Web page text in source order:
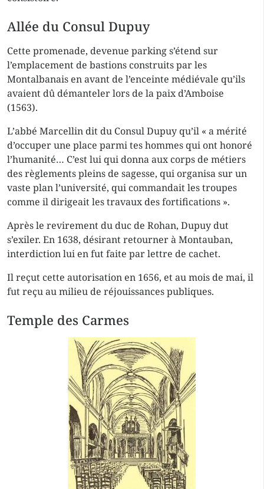
Allée du Consul Dupuy
Cette promenade, devenue parking s’étend sur
l’emplacement de bastions construits par les
Montalbanais en avant de l’enceinte médiévale qu’ils
avaient dû démanteler lors de la paix d’Amboise
(1563).
L’abbé Marcellin dit du Consul Dupuy qu’il « a mérité
d’occuper une place parmi tes hommes qui ont honoré
l’humanité… C’est lui qui donna aux corps de métiers
des règlements pleins de sagesse, qui organisa sur un
vaste plan l’université, qui commandait les troupes
comme il dirigeait les travaux des fortifications ».
Après le revirement du duc de Rohan, Dupuy dut
s’exiler. En 1638, désirant retourner à Montauban,
interdiction lui en fut faite par lettre de cachet.
Il reçut cette autorisation en 1656, et au mois de mai, il
fut reçu au milieu de réjouissances publiques.
Temple des Carmes